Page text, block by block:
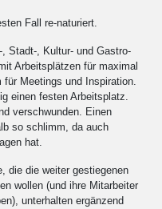
Fall re-naturiert.
Stadt-, Kultur- und Gastro-
Arbeitsplätzen für maximal
Meetings und Inspiration.
einen festen Arbeitsplatz.
verschwunden. Einen
so schlimm, da auch
hat.
die die weiter gestiegenen
wollen (und ihre Mitarbeiter
unterhalten ergänzend